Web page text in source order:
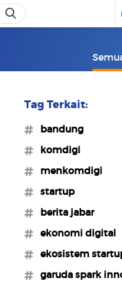
Tag Terkait:
#bandung
#komdigi
#menkomdigi
#startup
#berita jabar
#ekonomi digital
#ekosistem
#garuda spark